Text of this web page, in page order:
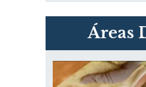
Áreas
PVC